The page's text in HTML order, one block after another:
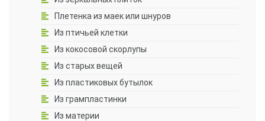
Плетенка из маек или шнуров
Из птичьей клетки
Из кокосовой скорлупы
Из старых вещей
Из пластиковых бутылок
Из грампластинки
Из материи